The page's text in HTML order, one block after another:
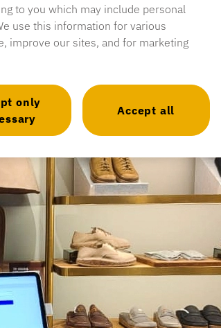
to you which may include personal
use this information for various
improve our sites, and for marketing
only
Accept all